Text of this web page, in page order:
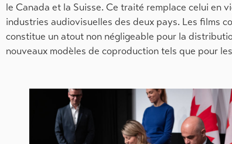
le Canada et la Suisse. Ce traité remplace celui en
industries audiovisuelles des deux pays. Les films
constitue un atout non négligeable pour la
nouveaux modèles de coproduction tels que pour